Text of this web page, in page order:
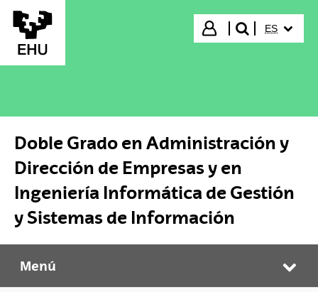
Saltar al contenido principal
Iniciar sesión
buscar"
ES
Doble Grado en Administración y
Dirección de Empresas y en
Ingeniería Informática de Gestión
y Sistemas de Información
Doble Grado en Administración y Dirección de Empresas y en Ingeniería Informática de Gestión y Sistemas de Información
Menú